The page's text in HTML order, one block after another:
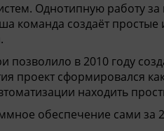
Однотипную работу за
команда создаёт
в 2010 году
проект сформировался
находить
обеспечение сами за